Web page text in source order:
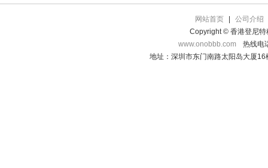
网站首页
公司介绍
Copyright © 香港登尼特
www.onobbb.com
热线电
地址：深圳市东门南路太阳岛大厦